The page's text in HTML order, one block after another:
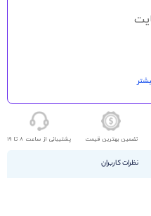
تضمین بهترین قیمت پشتیبانی از ساعت 8 تا 19
نظرات کاربران